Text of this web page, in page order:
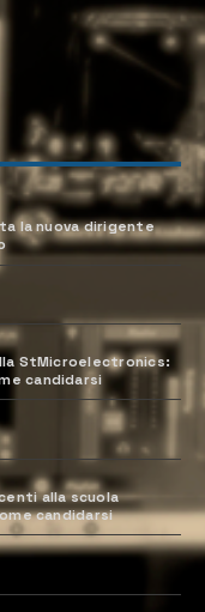
la nuova dirigente
StMicroelectronics:
candidarsi
alla scuola
candidarsi